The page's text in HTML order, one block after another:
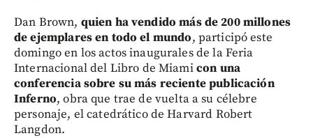
Dan Brown, quien ha vendido más de 200 millones
de ejemplares en todo el mundo, participó este
domingo en los actos inaugurales de la Feria
Internacional del Libro de Miamicon una
conferencia sobre su más reciente publicación
Inferno, obra que trae de vuelta a su célebre
personaje, el catedrático de Harvard Robert
Langdon.